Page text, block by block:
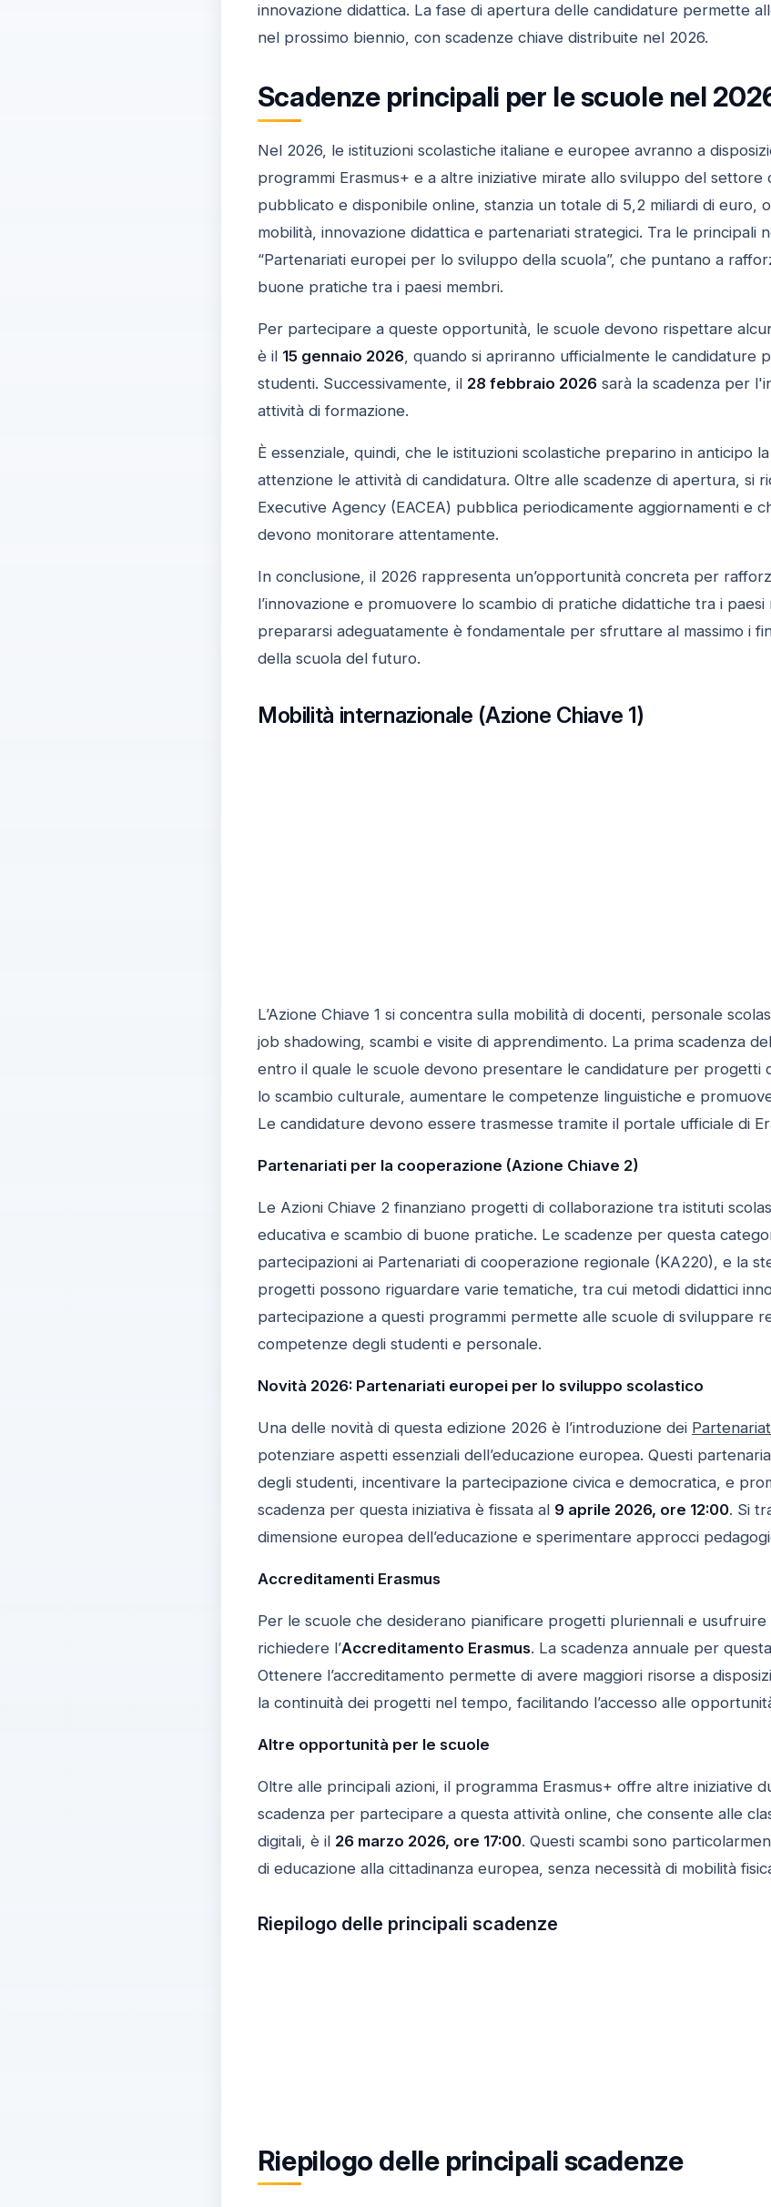
innovazione didattica. La fase di apertura delle candidature permette
nel prossimo biennio, con scadenze chiave distribuite nel 2026.
Scadenze principali per le scuole nel
Nel 2026, le istituzioni scolastiche italiane e europee avranno a
programmi Erasmus+ e a altre iniziative mirate allo sviluppo del
pubblicato e disponibile online, stanzia un totale di 5,2 miliardi di euro,
mobilità, innovazione didattica e partenariati strategici. Tra le principali
“Partenariati europei per lo sviluppo della scuola”, che puntano a
buone pratiche tra i paesi membri.
Per partecipare a queste opportunità, le scuole devono rispettare
è il 15 gennaio 2026, quando si apriranno ufficialmente le candidature
studenti. Successivamente, il 28 febbraio 2026sarà la scadenza per
attività di formazione.
È essenziale, quindi, che le istituzioni scolastiche preparino in anticipo
attenzione le attività di candidatura. Oltre alle scadenze di apertura, si
Executive Agency (EACEA) pubblica periodicamente aggiornamenti e
devono monitorare attentamente.
In conclusione, il 2026 rappresenta un’opportunità concreta per
l’innovazione e promuovere lo scambio di pratiche didattiche tra i
prepararsi adeguatamente è fondamentale per sfruttare al massimo i
della scuola del futuro.
Mobilità internazionale (Azione Chiave 1)
L’Azione Chiave 1 si concentra sulla mobilità di docenti, personale
job shadowing, scambi e visite di apprendimento. La prima scadenza
entro il quale le scuole devono presentare le candidature per progetti
lo scambio culturale, aumentare le competenze linguistiche e
Le candidature devono essere trasmesse tramite il portale ufficiale di
Partenariati per la cooperazione (Azione Chiave 2)
Le Azioni Chiave 2 finanziano progetti di collaborazione tra istituti
educativa e scambio di buone pratiche. Le scadenze per questa
partecipazioni ai Partenariati di cooperazione regionale (KA220), e la
progetti possono riguardare varie tematiche, tra cui metodi didattici
partecipazione a questi programmi permette alle scuole di sviluppare
competenze degli studenti e personale.
Novità 2026: Partenariati europei per lo sviluppo scolastico
Una delle novità di questa edizione 2026 è l’introduzione dei
potenziare aspetti essenziali dell’educazione europea. Questi
degli studenti, incentivare la partecipazione civica e democratica, e
scadenza per questa iniziativa è fissata al 9 aprile 2026, ore 12:00. Si
dimensione europea dell’educazione e sperimentare approcci
Accreditamenti Erasmus
Per le scuole che desiderano pianificare progetti pluriennali e
richiedere l’Accreditamento Erasmus. La scadenza annuale per
Ottenere l’accreditamento permette di avere maggiori risorse a
la continuità dei progetti nel tempo, facilitando l’accesso alle
Altre opportunità per le scuole
Oltre alle principali azioni, il programma Erasmus+ offre altre iniziative
scadenza per partecipare a questa attività online, che consente alle
digitali, è il 26 marzo 2026, ore 17:00. Questi scambi sono
di educazione alla cittadinanza europea, senza necessità di mobilità
Riepilogo delle principali scadenze
Riepilogo delle principali scadenze